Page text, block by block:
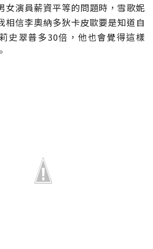
女演員薪資平等的問題時，雪歌妮
相信李奧納多狄卡皮歐要是知道自
史翠普多30倍，他也會覺得這樣